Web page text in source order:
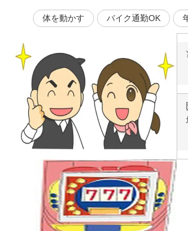
体を動かす バイク通勤OK